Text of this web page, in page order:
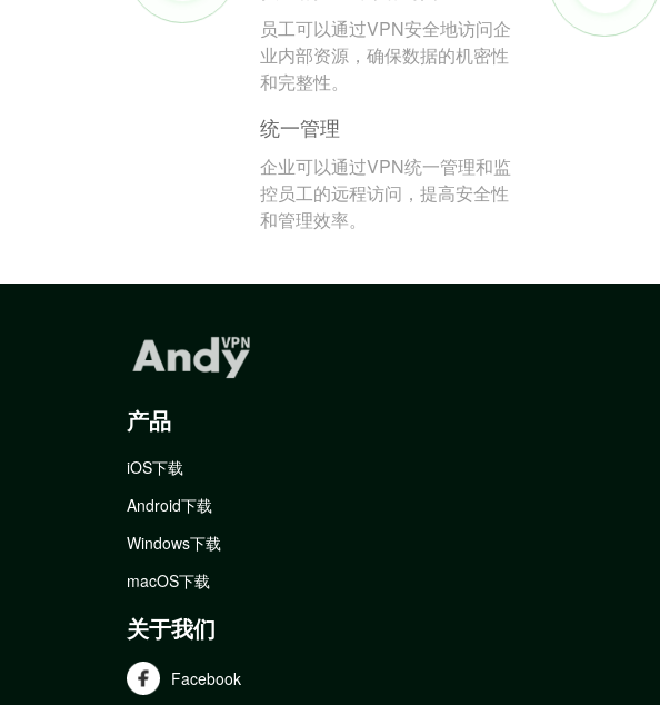
员工可以通过VPN安全地访问企
业内部资源，确保数据的机密性
和完整性。
统一管理
企业可以通过VPN统一管理和监
控员工的远程访问，提高安全性
和管理效率。
产品
iOS下载
Android下载
Windows下载
macOS下载
关于我们
Facebook